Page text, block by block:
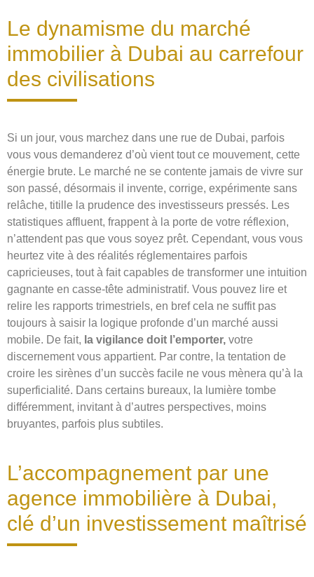
Le dynamisme du marché
immobilier à Dubai au carrefour
des civilisations
Si un jour, vous marchez dans une rue de Dubai, parfois
vous vous demanderez d’où vient tout ce mouvement, cette
énergie brute. Le marché ne se contente jamais de vivre sur
son passé, désormais il invente, corrige, expérimente sans
relâche, titille la prudence des investisseurs pressés. Les
statistiques affluent, frappent à la porte de votre réflexion,
n’attendent pas que vous soyez prêt. Cependant, vous vous
heurtez vite à des réalités réglementaires parfois
capricieuses, tout à fait capables de transformer une intuition
gagnante en casse-tête administratif. Vous pouvez lire et
relire les rapports trimestriels, en bref cela ne suffit pas
toujours à saisir la logique profonde d’un marché aussi
mobile. De fait, la vigilance doit l’emporter, votre
discernement vous appartient. Par contre, la tentation de
croire les sirènes d’un succès facile ne vous mènera qu’à la
superficialité. Dans certains bureaux, la lumière tombe
différemment, invitant à d’autres perspectives, moins
bruyantes, parfois plus subtiles.
L’accompagnement par une
agence immobilière à Dubai,
clé d’un investissement maîtrisé